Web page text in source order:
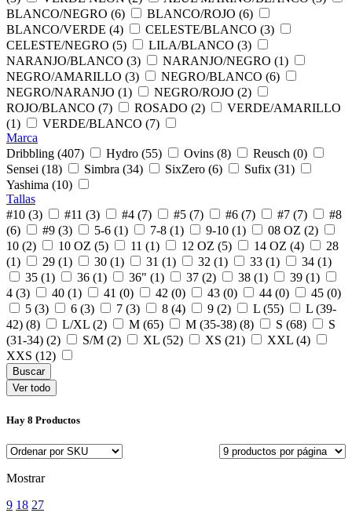
BLANCO/NEGRO (6)
BLANCO/ROJO (6)
BLANCO/VERDE (4)
CELESTE/BLANCO (3)
CELESTE/NEGRO (5)
LILA/BLANCO (3)
NARANJO/BLANCO (3)
NARANJO/NEGRO (1)
NEGRO/AMARILLO (3)
NEGRO/BLANCO (6)
NEGRO/NARANJO (1)
NEGRO/ROJO (2)
ROJO/BLANCO (7)
ROSADO (2)
VERDE/AMARILLO
(1)
VERDE/BLANCO (7)
Marca
Dribbling (407)
Hydro (55) Ovins (8)
Reusch (0)
Sensei (18)
Simbra (34) SixZero (6)
Sufix (31)
Yashima (10)
Tallas
#10 (3)
#11 (3) #4 (7) #5 (7) #6 (7) #7 (7)
#8
(6)
#9 (3) 5-6 (1) 7-8 (1) 9-10 (1)
08 OZ (2)
10 (2)
10 OZ (5) 11 (1) 12 OZ (5) 14 OZ (4)
28
(1)
29 (1) 30 (1) 31 (1) 32 (1) 33 (1)
34 (1)
35 (1)
36 (1) 36" (1) 37 (2) 38 (1)
39 (1)
4 (3)
40 (1) 41 (0) 42 (0) 43 (0) 44 (0)
45 (0)
5 (3)
6 (3) 7 (3) 8 (4) 9 (2) L (55)
L (39-
42) (8)
L/XL (2) M (65) M (35-38) (8) S (68)
S
(31-34) (2)
S/M (2) XL (52) XS (21)
XXL (4)
XXS (12)
Ver todo
Hay 8 Productos
Mostrar
9 18 27